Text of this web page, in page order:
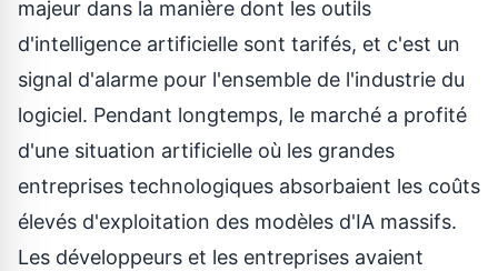
majeur dans la manière dont les outils
d'intelligence artificielle sont tarifés, et c'est un
signal d'alarme pour l'ensemble de l'industrie du
logiciel. Pendant longtemps, le marché a profité
d'une situation artificielle où les grandes
entreprises technologiques absorbaient les coûts
élevés d'exploitation des modèles d'IA massifs.
Les développeurs et les entreprises avaient